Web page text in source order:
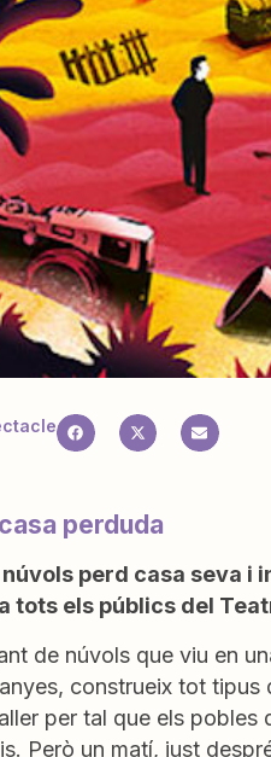
perduda
perd casa seva i
tots els públics del
de núvols que viu en
construeix tot tipus
per tal que els
Però un matí, just